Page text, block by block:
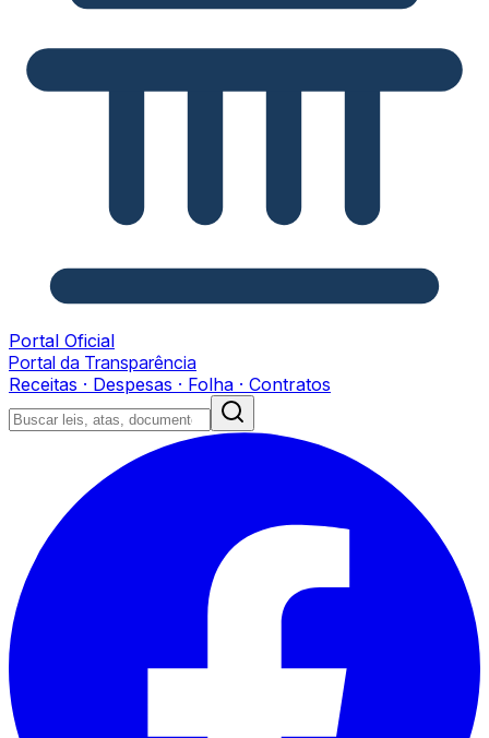
Portal Oficial
Portal da Transparência
Receitas · Despesas · Folha · Contratos